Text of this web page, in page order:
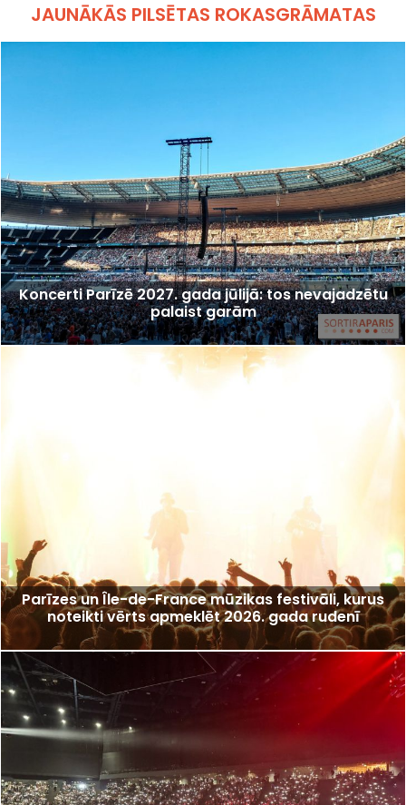
JAUNĀKĀS PILSĒTAS ROKASGRĀMATAS
Koncerti Parīzē 2027. gada jūlijā: tos nevajadzētu
palaist garām
Parīzes un Île-de-France mūzikas festivāli, kurus
noteikti vērts apmeklēt 2026. gada rudenī